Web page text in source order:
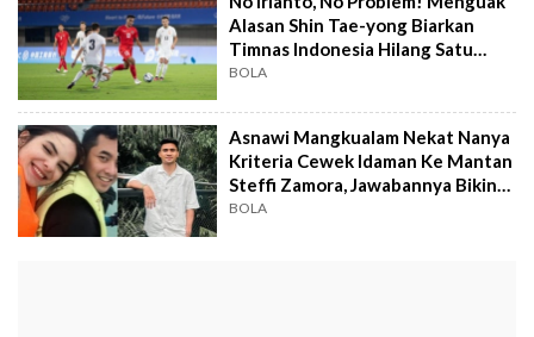
Alasan Shin Tae-yong Biarkan
Timnas Indonesia Hilang Satu
Pemain Jelang Piala Asia
BOLA
Asnawi Mangkualam Nekat Nanya
Kriteria Cewek Idaman Ke Mantan
Steffi Zamora, Jawabannya Bikin
Akward
BOLA